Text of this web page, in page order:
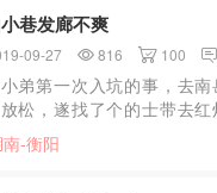
巷发廊不爽
09-27 816 100
弟第一次入坑的事，去
松，遂找了个的士带去
发廊街。当时箭在弦上就
了，店里只有一个快40的东
-衡阳